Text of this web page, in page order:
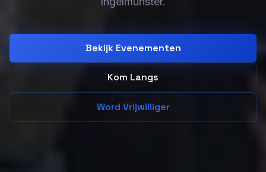
Bekijk Evenementen
Kom Langs
Word Vrijwilliger